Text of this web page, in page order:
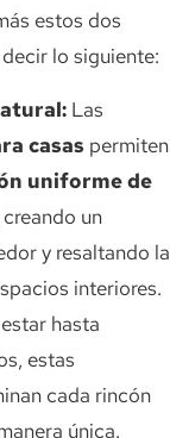
estos dos
lo siguiente:
Las
casas permiten
uniforme de
creando un
y resaltando la
interiores.
hasta
estas
cada rincón
única.